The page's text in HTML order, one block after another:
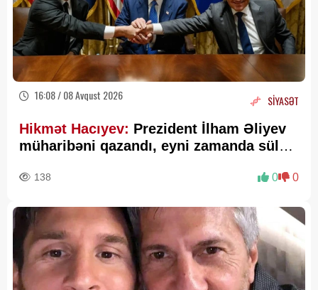
16:08 / 08 Avqust 2026 SİYASƏT
Hikmət Hacıyev: Prezident İlham Əliyev
müharibəni qazandı, eyni zamanda sülhü
138 0 0